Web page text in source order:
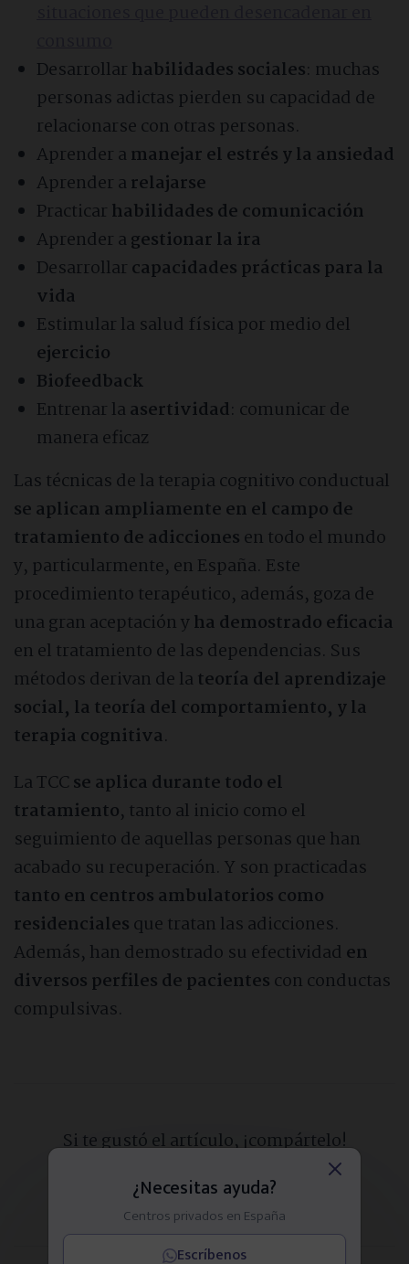
Desarrollar habilidades sociales: muchas
personas adictas pierden su capacidad de
relacionarse con otras personas.
Aprender a manejar el estrés y la ansiedad
Aprender a relajarse
Practicar habilidades de comunicación
Aprender a gestionar la ira
Desarrollar capacidades prácticas para la
vida
Estimular la salud física por medio del
ejercicio
Biofeedback
Entrenar la asertividad: comunicar de
manera eficaz
Las técnicas de la terapia cognitivo conductual
se aplican ampliamente en el campo de
tratamiento de adicciones en todo el mundo
y, particularmente, en España. Este
procedimiento terapéutico, además, goza de
una gran aceptación yha demostrado eficacia
en el tratamiento de las dependencias. Sus
métodos derivan de la teoría del aprendizaje
social, la teoría del comportamiento, y la
terapia cognitiva.
La TCC se aplica durante todo el
tratamiento, tanto al inicio como el
seguimiento de aquellas personas que han
acabado su recuperación. Y son practicadas
tanto en centros ambulatorios como
residenciales que tratan las adicciones.
Además, han demostrado su efectividad en
diversos perfiles de pacientes con conductas
compulsivas.
Si te gustó el artículo, ¡compártelo!
¿Necesitas ayuda?
Centros privados en España
Escríbenos